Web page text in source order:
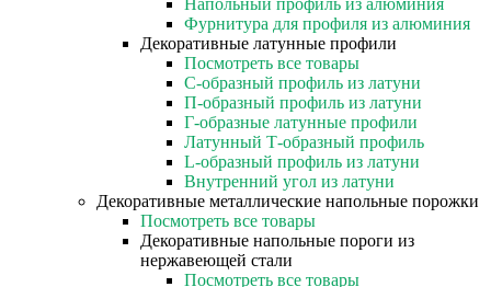
Напольный профиль из алюминия
Фурнитура для профиля из алюминия
Декоративные латунные профили
Посмотреть все товары
C-образный профиль из латуни
П-образный профиль из латуни
Г-образные латунные профили
Латунный Т-образный профиль
L-образный профиль из латуни
Внутренний угол из латуни
Декоративные металлические напольные порожки
Посмотреть все товары
Декоративные напольные пороги из
нержавеющей стали
Посмотреть все товары